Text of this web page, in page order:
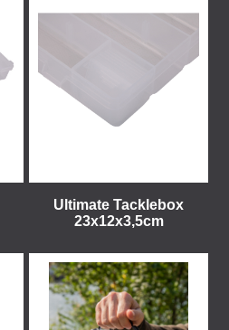
Ultimate Tacklebox
23x12x3,5cm